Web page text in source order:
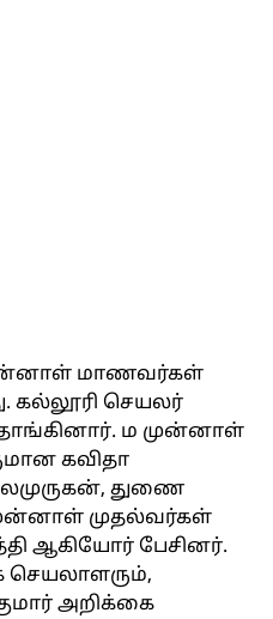
மாணவர்கள்
கல்லூரி செயலர்
ம முன்னாள்
கவிதா
துணை
முன்னாள் முதல்வர்கள்
ஆகியோர் பேசினர்.
அறிக்கை